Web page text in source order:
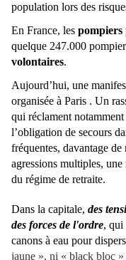
population lors des
En France, les pompiers
quelque 247.000
volontaires.
Aujourd’hui, une
organisée à Paris . Un
qui réclament
l’obligation de secours
fréquentes, davantage
agressions multiples,
du régime de retraite.
Dans la capitale, des
des forces de l'ordre, qui
canons à eau pour
jaune », ni « black bloc »